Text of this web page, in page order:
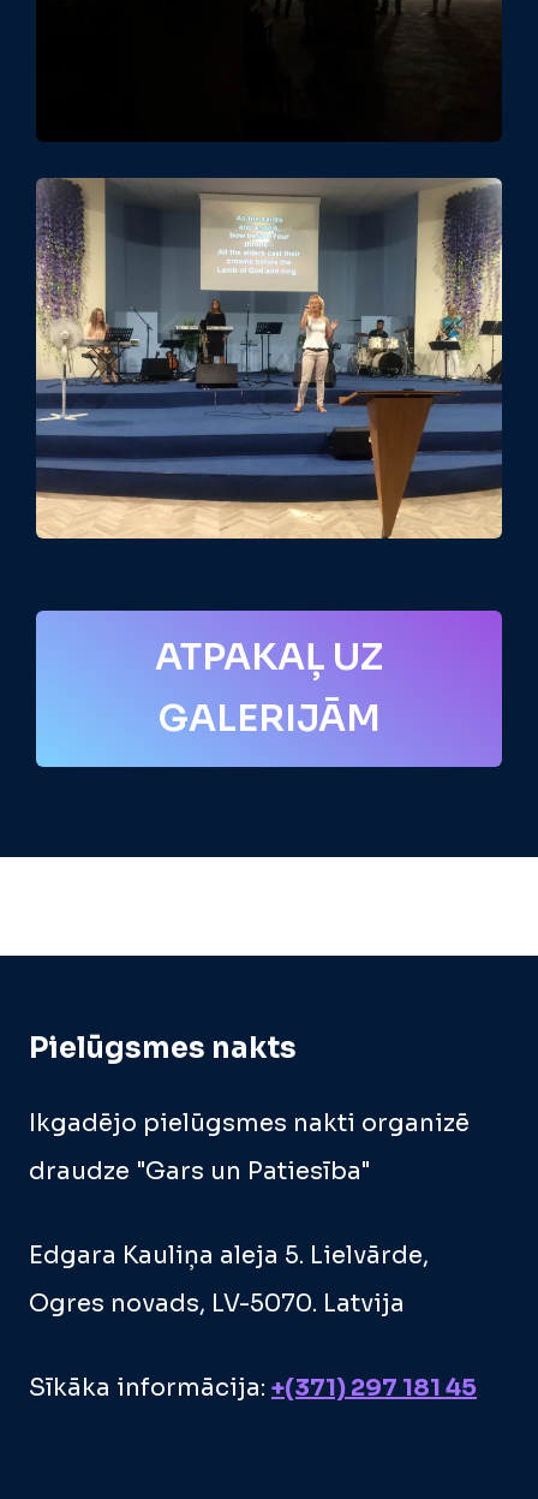
ATPAKAĻ UZ
GALERIJĀM
Pielūgsmes nakts
Ikgadējo pielūgsmes nakti organizē
draudze "Gars un Patiesība"
Edgara Kauliņa aleja 5. Lielvārde,
Ogres novads, LV-5070. Latvija
Sīkāka informācija: +(371) 297 181 45